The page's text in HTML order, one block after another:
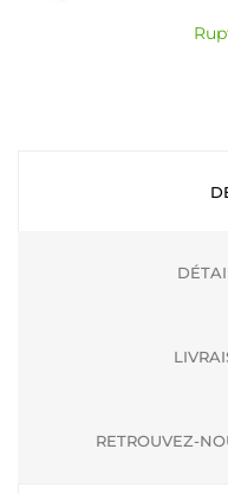
RETROUVEZ-